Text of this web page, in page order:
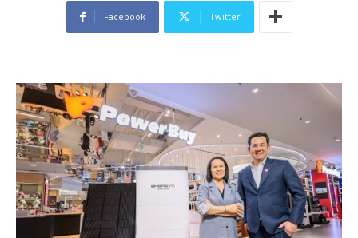
Facebook Twitter